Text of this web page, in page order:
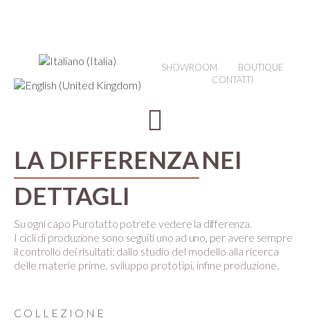
SHOWROOM
BOUTIQUE
CONTATTI
LA DIFFERENZANEI
DETTAGLI
Su ogni capo Purotatto potrete vedere la differenza.
I cicli di produzione sono seguiti uno ad uno, per avere sempre
il controllo dei risultati: dallo studio del modello alla ricerca
delle materie prime, sviluppo prototipi, infine produzione.
COLLEZIONE